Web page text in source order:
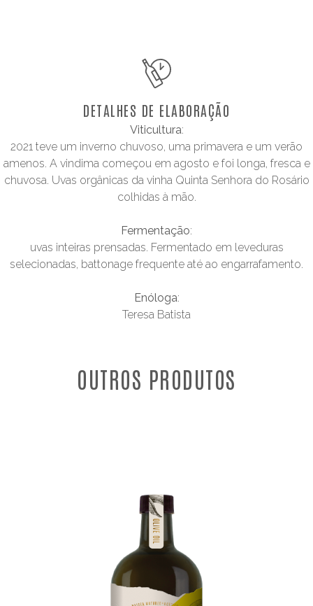
DETALHES DE ELABORAÇÃO
Viticultura:
2021 teve um inverno chuvoso, uma primavera e um verão
amenos. A vindima começou em agosto e foi longa, fresca e
chuvosa. Uvas orgânicas da vinha Quinta Senhora do Rosário
colhidas à mão.
Fermentação:
uvas inteiras prensadas. Fermentado em leveduras
selecionadas, battonage frequente até ao engarrafamento.
Enóloga:
Teresa Batista
OUTROS PRODUTOS